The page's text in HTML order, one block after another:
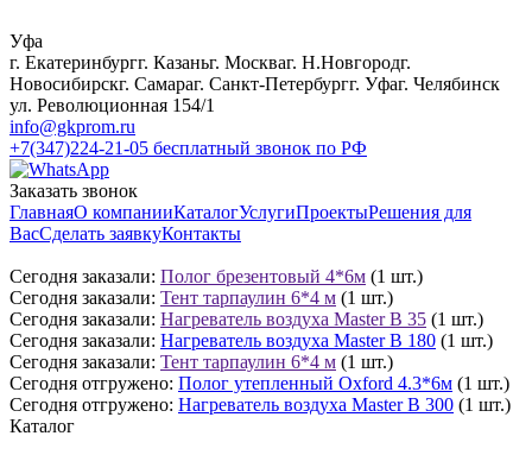
Уфа
г. Екатеринбургг. Казаньг. Москваг. Н.Новгородг.
Новосибирскг. Самараг. Санкт-Петербургг. Уфаг. Челябинск
ул. Революционная 154/1
info@gkprom.ru
+7(347)224-21-05 бесплатный звонок по РФ
Заказать звонок
ГлавнаяО компанииКаталогУслугиПроектыРешения для
ВасСделать заявкуКонтакты
Сегодня заказали: Полог брезентовый 4*6м (1 шт.)
Сегодня заказали: Тент тарпаулин 6*4 м (1 шт.)
Сегодня заказали: Нагреватель воздуха Master B 35 (1 шт.)
Сегодня заказали: Нагреватель воздуха Master B 180 (1 шт.)
Сегодня заказали: Тент тарпаулин 6*4 м (1 шт.)
Сегодня отгружено: Полог утепленный Oxford 4.3*6м (1 шт.)
Сегодня отгружено: Нагреватель воздуха Master B 300 (1 шт.)
Каталог